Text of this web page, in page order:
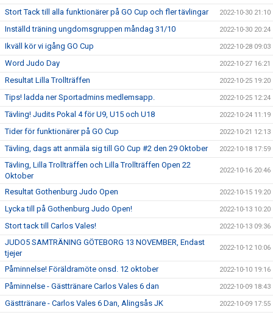
Stort Tack till alla funktionärer på GO Cup och fler tävlingar 2022-10-30 21:10
Inställd träning ungdomsgruppen måndag 31/10 2022-10-30 20:24
Ikväll kör vi igång GO Cup 2022-10-28 09:03
Word Judo Day 2022-10-27 16:21
Resultat Lilla Trollträffen 2022-10-25 19:20
Tips! ladda ner Sportadmins medlemsapp. 2022-10-25 12:24
Tävling! Judits Pokal 4 för U9, U15 och U18 2022-10-24 11:19
Tider för funktionärer på GO Cup 2022-10-21 12:13
Tävling, dags att anmäla sig till GO Cup #2 den 29 Oktober 2022-10-18 17:59
Tävling, Lilla Trollträffen och Lilla Trollträffen Open 22
Oktober
2022-10-16 20:46
Resultat Gothenburg Judo Open 2022-10-15 19:20
Lycka till på Gothenburg Judo Open! 2022-10-13 10:20
Stort tack till Carlos Vales! 2022-10-13 09:36
JUDO5 SAMTRÄNING GÖTEBORG 13 NOVEMBER, Endast
tjejer
2022-10-12 10:06
Påminnelse! Föräldramöte onsd. 12 oktober 2022-10-10 19:16
Påminnelse - Gästtränare Carlos Vales 6 dan 2022-10-09 18:43
Gästtränare - Carlos Vales 6 Dan, Alingsås JK 2022-10-09 17:55